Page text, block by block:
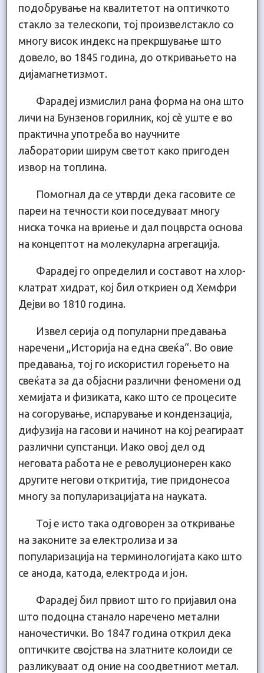
подобрување на квалитетот на оптичкото
стакло за телескопи, тој произвелстакло со
многу висок индекс на прекршување што
довело, во 1845 година, до откривањето на
дијамагнетизмот.
Фарадеј измислил рана форма на она што
личи на Бунзенов горилник, кој сè уште е во
практична употреба во научните
лаборатории ширум светот како пригоден
извор на топлина.
Помогнал да се утврди дека гасовите се
пареи на течности кои поседуваат многу
ниска точка на вриење и дал поцврста основа
на концептот на молекуларна агрегација.
Фарадеј го определил и составот на хлор-
клатрат хидрат, кој бил откриен од Хемфри
Дејви во 1810 година.
Извел серија од популарни предавања
наречени „Историја на една свеќа“. Во овие
предавања, тој го искористил горењето на
свеќата за да објасни различни феномени од
хемијата и физиката, како што се процесите
на согорување, испарување и кондензација,
дифузија на гасови и начинот на кој реагираат
различни супстанци. Иако овој дел од
неговата работа не е револуционерен како
другите негови откритија, тие придонесоа
многу за популаризацијата на науката.
Тој е исто така одговорен за откривање
на законите за електролиза и за
популаризација на терминологијата како што
се анода, катода, електрода и јон.
Фарадеј бил првиот што го пријавил она
што подоцна станало наречено метални
наночестички. Во 1847 година открил дека
оптичките својства на златните колоиди се
разликуваат од оние на соодветниот метал.